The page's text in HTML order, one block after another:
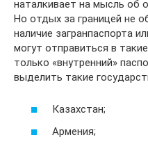
наталкивает на мысль об
Но отдых за границей не
наличие загранпаспорта
могут отправиться в
только «внутренний»
выделить такие
Казахстан;
Армения;